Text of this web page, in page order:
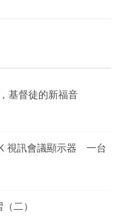
基督徒的新福音
視訊會議顯示器 一台
二）